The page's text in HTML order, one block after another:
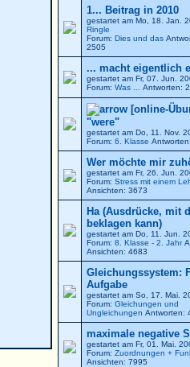
1... Beitrag in 2010
gestartet am Mo, 18. Jan.
Ringle
Forum: Dies und das
2505
... macht eigentlich
gestartet am Fr, 07. Jun.
Forum: Was ... Antworten:
[online-
"were"
gestartet am Do, 11. Nov.
Forum: 6. Klasse
Wer möchte mir
gestartet am Fr, 26. Jun.
Forum: Stress mit einem
Ansichten: 3673
Ha (Ausdrücke, mit
beklagen kann)
gestartet am Do, 11. Jun.
Forum: 8. Klasse - 2. Jahr
Ansichten: 4683
Gleichungssystem:
Aufgabe
gestartet am So, 17. Mai.
Forum: Gleichungen und
Ungleichungen Antworten:
maximale negative
gestartet am Fr, 01. Mai.
Forum: Zuordnungen +
Ansichten: 7995